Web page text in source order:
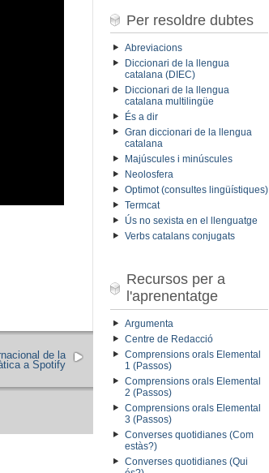
de la
a Spotify
Per resoldre dubtes
Abreviacions
Diccionari de la llengua
catalana (DIEC)
Diccionari de la llengua
catalana multilingüe
És a dir
Gran diccionari de la llengua
catalana
Majúscules i minúscules
Neolosfera
Optimot (consultes lingüístiques)
Termcat
Ús no sexista en el llenguatge
Verbs catalans conjugats
Recursos per a
l'aprenentatge
Argumenta
Centre de Redacció
Comprensions orals Elemental
1 (Passos)
Comprensions orals Elemental
2 (Passos)
Comprensions orals Elemental
3 (Passos)
Converses quotidianes (Com
estàs?)
Converses quotidianes (Qui